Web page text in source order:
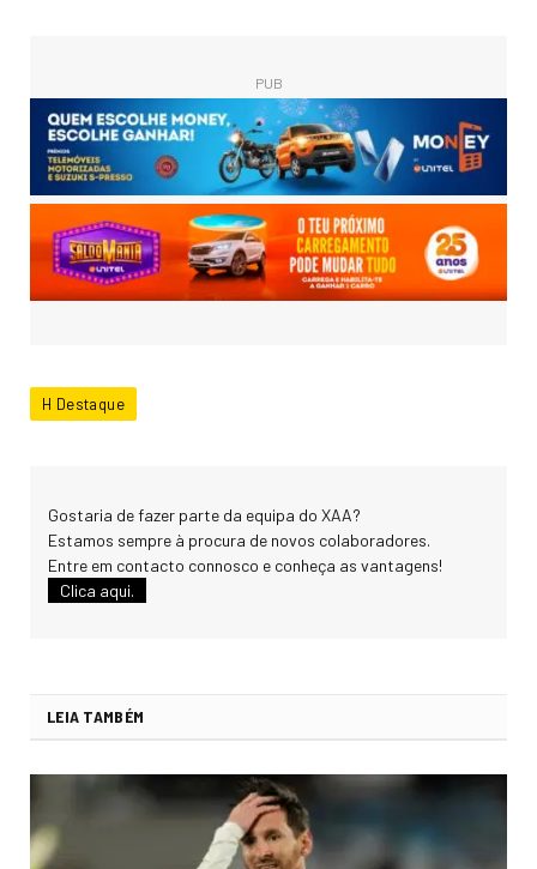
PUB
H Destaque
Gostaria de fazer parte da equipa do XAA?
Estamos sempre à procura de novos colaboradores.
Entre em contacto connosco e conheça as vantagens!
Clica aqui.
LEIA TAMBÉM